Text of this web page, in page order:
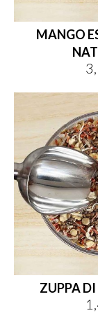
MANGO
ZUPPA